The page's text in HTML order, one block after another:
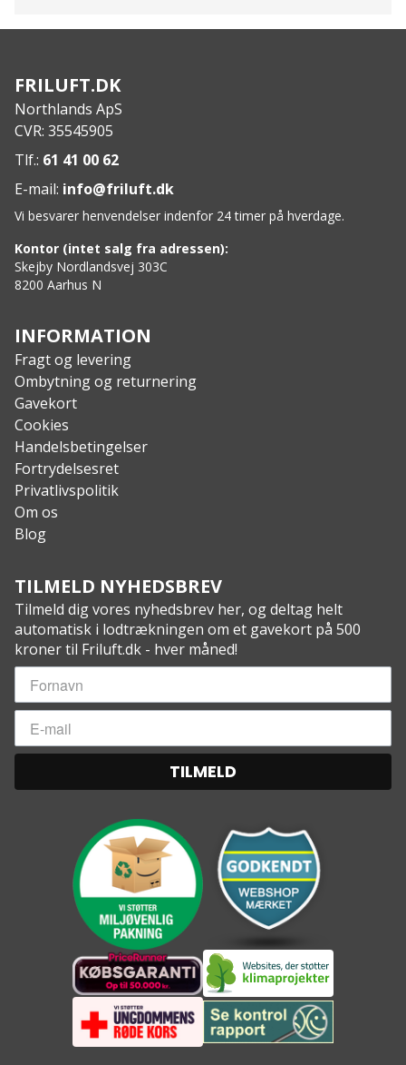
FRILUFT.DK
Northlands ApS
CVR: 35545905
Tlf.: 61 41 00 62
E-mail: info@friluft.dk
Vi besvarer henvendelser indenfor 24 timer på hverdage.
Kontor (intet salg fra adressen):
Skejby Nordlandsvej 303C
8200 Aarhus N
INFORMATION
Fragt og levering
Ombytning og returnering
Gavekort
Cookies
Handelsbetingelser
Fortrydelsesret
Privatlivspolitik
Om os
Blog
TILMELD NYHEDSBREV
Tilmeld dig vores nyhedsbrev her, og deltag helt
automatisk i lodtrækningen om et gavekort på 500
kroner til Friluft.dk - hver måned!
TILMELD